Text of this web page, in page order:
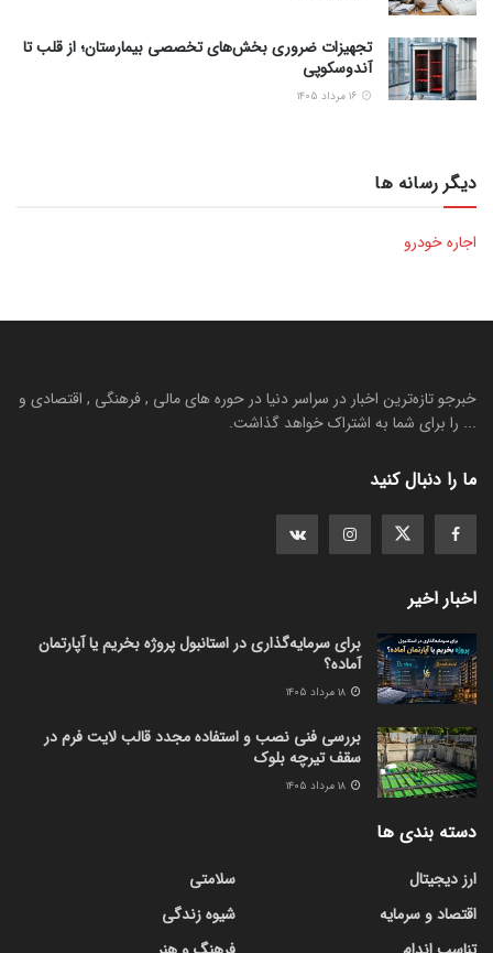
تجهیزات ضروری بخش‌های تخصصی بیمارستان؛ از قلب تا
آندوسکوپی
دیگر رسانه ها
اجاره خودرو
خبرجو تازه‌ترین اخبار در سراسر دنیا در حوره های مالی , فرهنگی , اقتصادی و
... را برای شما به اشتراک خواهد گذاشت.
ما را دنبال کنید
اخبار اخیر
برای سرمایه‌گذاری در استانبول پروژه بخریم یا آپارتمان
آماده؟
بررسی فنی نصب و استفاده مجدد قالب لایت فرم در
سقف تیرچه بلوک
دسته بندی ها
ارز دیجیتال
اقتصاد و سرمایه
سلامتی
شیوه زندگی